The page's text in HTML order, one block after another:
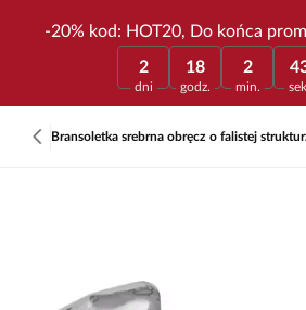
-20% kod: HOT20, Do końca
2
dni
18
godz.
2
min.
Bransoletka srebrna obręcz o falistej